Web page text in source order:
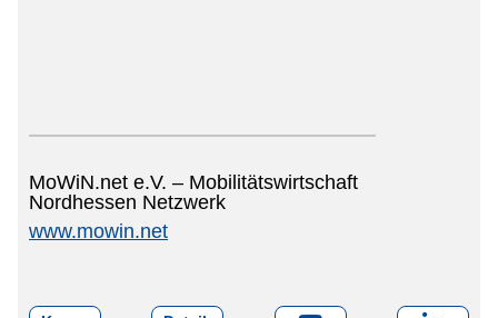
MoWiN.net e.V. – Mobilitätswirtschaft
Nordhessen Netzwerk
www.mowin.net